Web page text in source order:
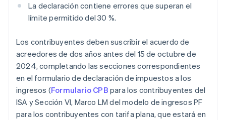
La declaración contiene errores que superan el
límite permitido del 30 %.
Los contribuyentes deben suscribir el acuerdo de
acreedores de dos años antes del 15 de octubre de
2024, completando las secciones correspondientes
en el formulario de declaración de impuestos a los
ingresos (Formulario CPB para los contribuyentes del
ISA y Sección VI, Marco LM del modelo de ingresos PF
para los contribuyentes con tarifa plana, que estará en